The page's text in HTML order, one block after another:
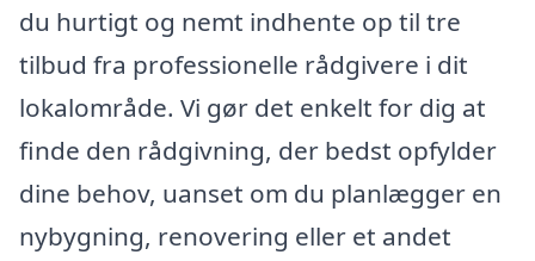
du hurtigt og nemt indhente op til tre
tilbud fra professionelle rådgivere i dit
lokalområde. Vi gør det enkelt for dig at
finde den rådgivning, der bedst opfylder
dine behov, uanset om du planlægger en
nybygning, renovering eller et andet